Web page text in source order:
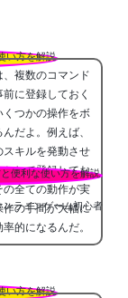
複数のコマンド
に登録しておく
つかの操作をボ
だよ。例えば、
キルを発動させ
して登録してお
の全ての動作が実
の手間が大幅に
的になるんだ。
ンラインゲーム初心者